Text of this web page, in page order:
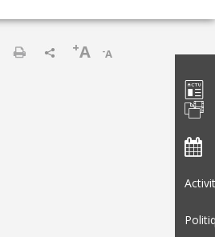
-A
+A